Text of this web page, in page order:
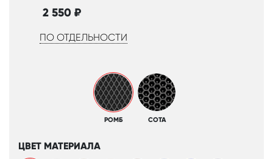
2 550 ₽
ПО ОТДЕЛЬНОСТИ
РОМБ СОТА
ЦВЕТ МАТЕРИАЛА